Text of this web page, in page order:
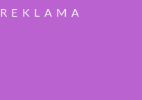
REKLAMA